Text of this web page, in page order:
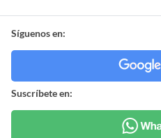
Síguenos en:
Suscríbete en: